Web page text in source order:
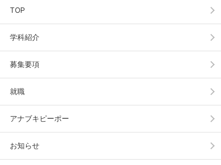
TOP
学科紹介
募集要項
就職
アナブキピーポー
お知らせ